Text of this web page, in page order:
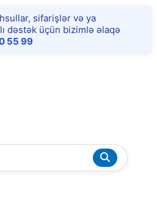
sifarişlər və ya
dəstək üçün bizimlə əlaqə
55 99